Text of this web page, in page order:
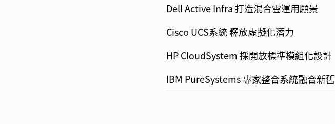
Dell Active Infra 打造混合雲運用願景
Cisco UCS系統 釋放虛擬化潛力
HP CloudSystem 採開放標準模組化設計
IBM PureSystems 專家整合系統融合新舊